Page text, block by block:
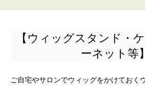
【ウィッグスタンド・
ーネット等】
ご自宅やサロンでウィッグをかけておく